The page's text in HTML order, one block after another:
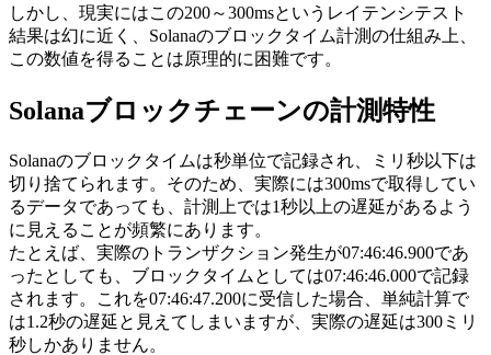
しかし、現実にはこの200～300msというレイテンシテスト
結果は幻に近く、Solanaのブロックタイム計測の仕組み上、
この数値を得ることは原理的に困難です。
Solanaブロックチェーンの計測特性
Solanaのブロックタイムは秒単位で記録され、ミリ秒以下は
切り捨てられます。そのため、実際には300msで取得してい
るデータであっても、計測上では1秒以上の遅延があるよう
に見えることが頻繁にあります。
たとえば、実際のトランザクション発生が07:46:46.900であ
ったとしても、ブロックタイムとしては07:46:46.000で記録
されます。これを07:46:47.200に受信した場合、単純計算で
は1.2秒の遅延と見えてしまいますが、実際の遅延は300ミリ
秒しかありません。